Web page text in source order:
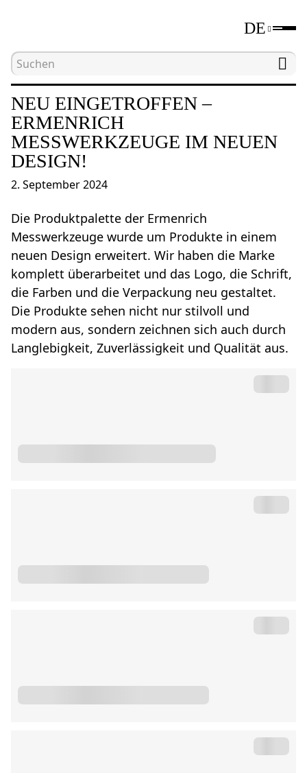
DE
Hauptseite Neu eingetroffen –
NEU EINGETROFFEN –
ERMENRICH
MESSWERKZEUGE IM NEUEN
DESIGN!
2. September 2024
Die Produktpalette der Ermenrich
Messwerkzeuge wurde um Produkte in einem
neuen Design erweitert. Wir haben die Marke
komplett überarbeitet und das Logo, die Schrift,
die Farben und die Verpackung neu gestaltet.
Die Produkte sehen nicht nur stilvoll und
modern aus, sondern zeichnen sich auch durch
Langlebigkeit, Zuverlässigkeit und Qualität aus.